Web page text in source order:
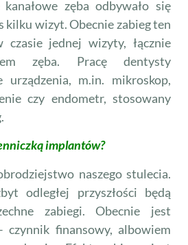
zęba odbywało się
kilku wizyt. Obecnie zabieg ten
czasie jednej wizyty, łącznie
zęba. Pracę dentysty
urządzenia, m.in. mikroskop,
czy endometr, stosowany
implantów?
naszego stulecia.
odległej przyszłości będą
zabiegi. Obecnie jest
finansowy, albowiem